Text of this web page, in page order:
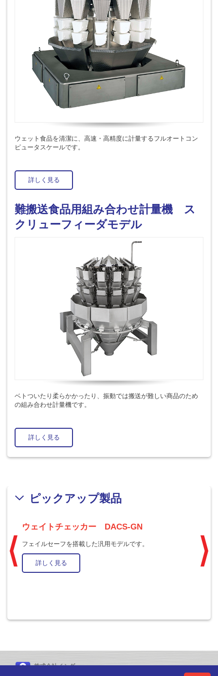
ウェット食品を清潔に、高速・高精度に計量するフルオートコン
ピュータスケールです。
詳しく見る
難搬送食品用組み合わせ計量機 ス
クリューフィーダモデル
ベトついたり柔らかかったり、振動では搬送が難しい商品のため
の組み合わせ計量機です。
詳しく見る
ピックアップ製品
ウェイトチェッカー DACS-GN
フェイルセーフを搭載した汎用モデルです。
詳しく見る
株式会社イシダ